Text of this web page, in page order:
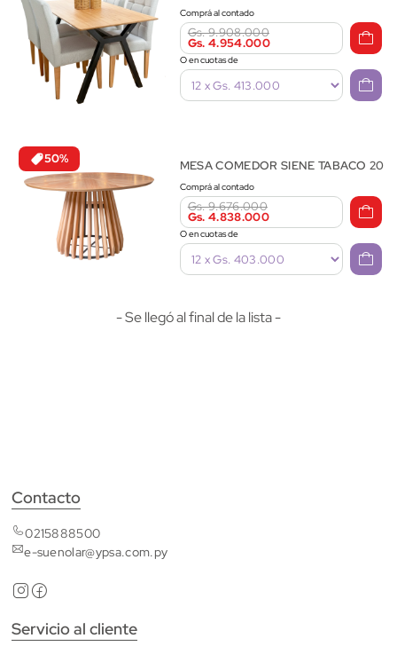
Comprá al contado
Gs. 9.908.000
Gs. 4.954.000
O en cuotas de
50% MESA COMEDOR SIENE TABACO 20
Comprá al contado
Gs. 9.676.000
Gs. 4.838.000
O en cuotas de
- Se llegó al final de la lista -
Contacto
0215888500
e-suenolar@ypsa.com.py
Servicio al cliente